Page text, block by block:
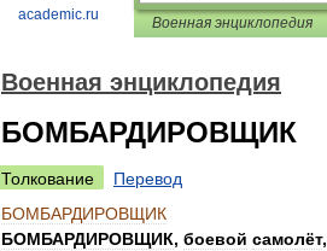
academic.ru Военная энциклопедия
Военная энциклопедия
БОМБАРДИРОВЩИК
Толкование
Перевод
БОМБАРДИРОВЩИК
БОМБАРДИРОВЩИК, боевой самолёт,